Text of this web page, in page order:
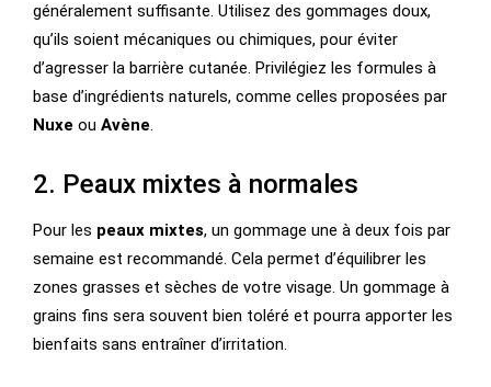
généralement suffisante. Utilisez des gommages doux,
qu’ils soient mécaniques ou chimiques, pour éviter
d’agresser la barrière cutanée. Privilégiez les formules à
base d’ingrédients naturels, comme celles proposées par
Nuxe ou Avène.
2. Peaux mixtes à normales
Pour les peaux mixtes, un gommage une à deux fois par
semaine est recommandé. Cela permet d’équilibrer les
zones grasses et sèches de votre visage. Un gommage à
grains fins sera souvent bien toléré et pourra apporter les
bienfaits sans entraîner d’irritation.